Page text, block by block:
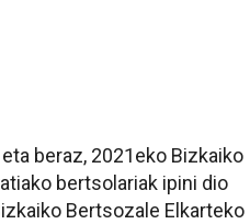
beraz, 2021eko Bizkaiko
bertsolariak ipini dio
Bertsozale Elkarteko